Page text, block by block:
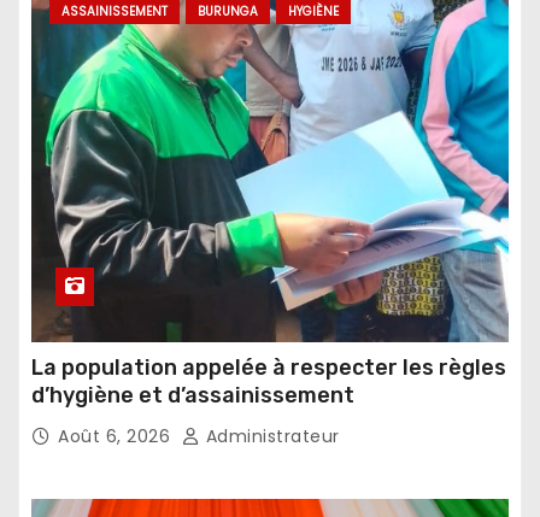
ASSAINISSEMENT BURUNGA HYGIÈNE
La population appelée à respecter les règles
d’hygiène et d’assainissement
Août 6, 2026 Administrateur